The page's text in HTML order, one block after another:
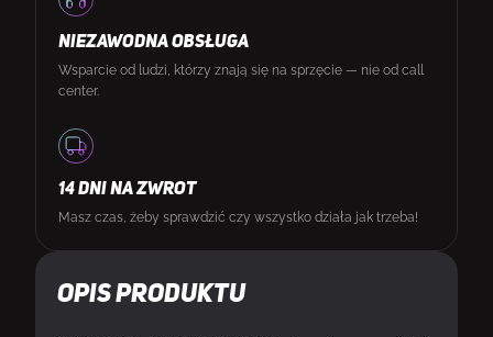
Opis produktu
NIEZAWODNA OBSŁUGA
Wsparcie od ludzi, którzy znają się na sprzęcie — nie od call
center.
14 DNI NA ZWROT
Masz czas, żeby sprawdzić czy wszystko działa jak trzeba!